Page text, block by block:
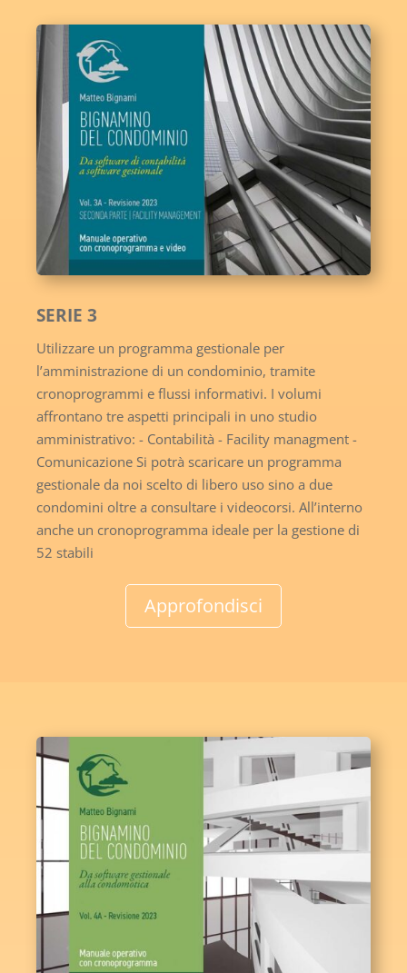
SERIE 3
Utilizzare un programma gestionale per
l’amministrazione di un condominio, tramite
cronoprogrammi e flussi informativi. I volumi
affrontano tre aspetti principali in uno studio
amministrativo: - Contabilità - Facility managment -
Comunicazione Si potrà scaricare un programma
gestionale da noi scelto di libero uso sino a due
condomini oltre a consultare i videocorsi. All’interno
anche un cronoprogramma ideale per la gestione di
52 stabili
Approfondisci